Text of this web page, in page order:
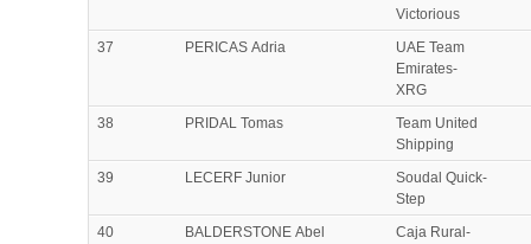
Victorious
37
PERICAS Adria
UAE Team
Emirates-
XRG
38
PRIDAL Tomas
Team United
Shipping
39
LECERF Junior
Soudal Quick-
Step
40
BALDERSTONE Abel
Caja Rural-